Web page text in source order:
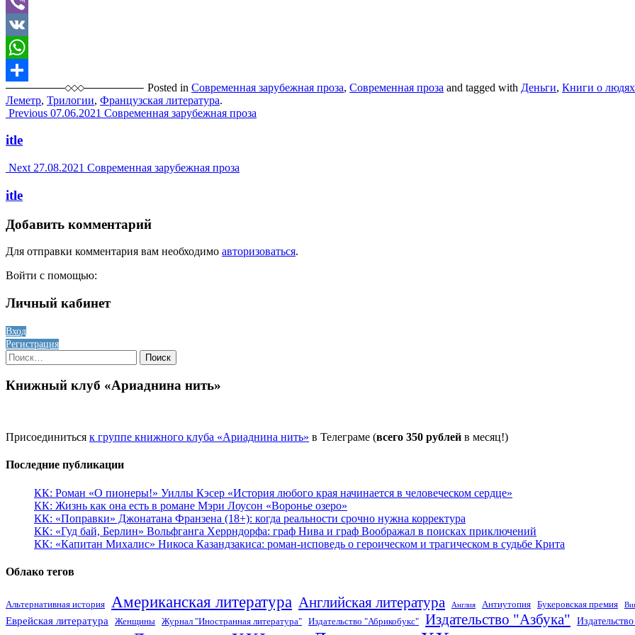
Viber
VK
WhatsApp
Отправить
Posted in Современная зарубежная проза, Современная проза and tagged with Деньги, Книги о
Леметр, Трилогии, Французская литература.
Post
navigation
Previous 07.06.2021 Современная зарубежная проза
itle
Next 27.08.2021 Современная зарубежная проза
itle
Добавить комментарий
Для отправки комментария вам необходимо авторизоваться.
Войти с помощью:
Личный кабинет
Вход
Регистрация
Найти:
Книжный клуб «Ариаднина нить»
Присоединиться к группе книжного клуба «Ариаднина нить» в Телеграме (всего 350 рублей в месяц!)
Последние публикации
КК: Роман «О пионеры!» Уиллы Кэсер «История любого края начинается в человеческом сердце»
КК: Жизнь как она есть в романе Мэри Лоусон «Воронье озеро»
КК: «Поправки» Джонатана Франзена (18+): когда реальности срочно нужна корректура
КК: «Гуд бай, Берлин» Вольфганга Херрндорфа: граф Нива и граф Воображал в поисках приключений
КК: «Капитан Михалис» Никоса Казандзакиса: роман-исповедь о героическом и трагическом в судьбе Крита
Облако тегов
Альтернативная история Американская литература Английская литература Англия Антиутопия Букеровская премия
Еврейская литература Женщины Журнал "Иностранная литература" Издательство "Абрикобукс" Издательство "Азбука"